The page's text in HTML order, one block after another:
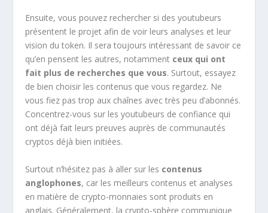
Ensuite, vous pouvez rechercher si des youtubeurs
présentent le projet afin de voir leurs analyses et leur
vision du token. Il sera toujours intéressant de savoir ce
qu’en pensent les autres, notamment ceux qui ont
fait plus de recherches que vous. Surtout, essayez
de bien choisir les contenus que vous regardez. Ne
vous fiez pas trop aux chaînes avec très peu d’abonnés.
Concentrez-vous sur les youtubeurs de confiance qui
ont déjà fait leurs preuves auprès de communautés
cryptos déjà bien initiées.
Surtout n’hésitez pas à aller sur les contenus
anglophones, car les meilleurs contenus et analyses
en matière de crypto-monnaies sont produits en
anglais. Généralement, la crypto-sphère communique